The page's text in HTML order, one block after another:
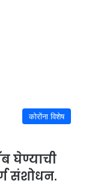
कोरोंना विशेष
घेण्याची
संशोधन.